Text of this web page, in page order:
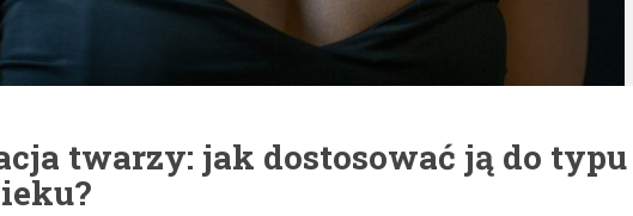
twarzy: jak dostosować ją do typu